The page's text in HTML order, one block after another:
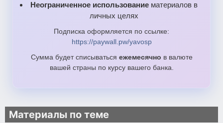
Неограниченное использование материалов в
личных целях
Подписка оформляется по ссылке:
https://paywall.pw/yavosp
Сумма будет списываться ежемесячно в валюте
вашей страны по курсу вашего банка.
Материалы по теме